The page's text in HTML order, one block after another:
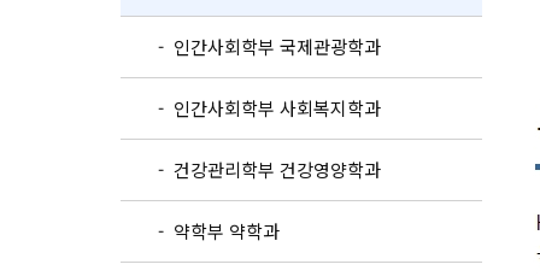
- 인간사회학부 국제관광학과
- 인간사회학부 사회복지학과
- 건강관리학부 건강영양학과
- 약학부 약학과